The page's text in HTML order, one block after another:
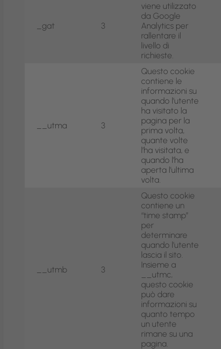
_gat 3
viene utilizzato
da Google
Analytics per
rallentare il
livello di
richieste.
__utma 3
Questo cookie
contiene le
informazioni su
quando l’utente
ha visitato la
pagina per la
prima volta,
quante volte
l’ha visitata, e
quando l’ha
aperta l’ultima
volta.
__utmb 3
Questo cookie
contiene un
“time stamp”
per
determinare
quando l’utente
lascia il sito.
Insieme a
__utmc,
questo cookie
può dare
informazioni su
quanto tempo
un utente
rimane su una
pagina.